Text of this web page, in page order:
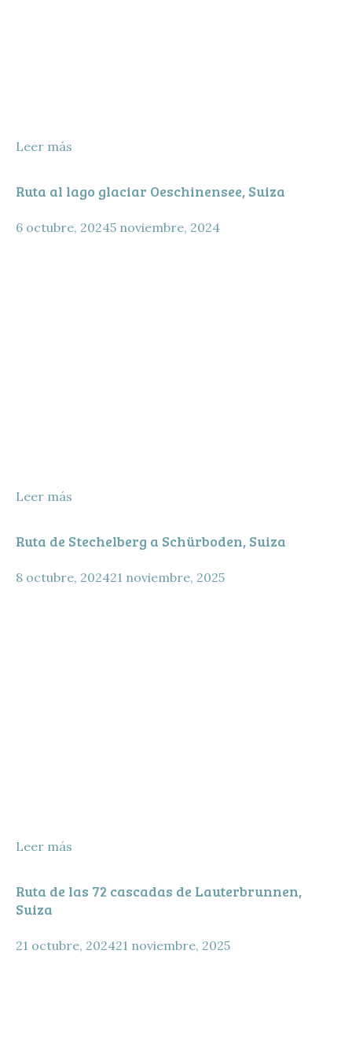
Leer más
Ruta al lago glaciar Oeschinensee, Suiza
6 octubre, 20245 noviembre, 2024
Leer más
Ruta de Stechelberg a Schürboden, Suiza
8 octubre, 202421 noviembre, 2025
Leer más
Ruta de las 72 cascadas de Lauterbrunnen,
Suiza
21 octubre, 202421 noviembre, 2025